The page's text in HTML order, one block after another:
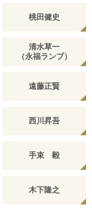
桃田健史
清水草一
（永福ランプ）
遠藤正賢
西川昇吾
手束 毅
木下隆之